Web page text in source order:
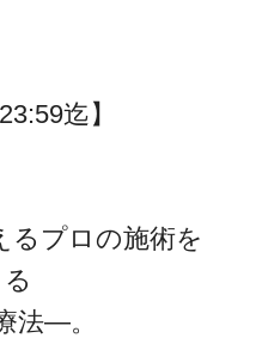
迄】
るプロの施術を
法―。